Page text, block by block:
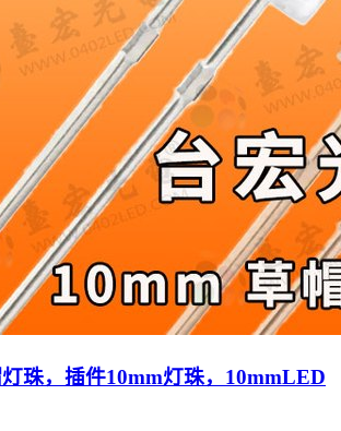
珠，插件10mm灯珠，10mmLED